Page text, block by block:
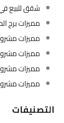
شقق للبيع
مميزات برج
مميزات
مميزات
مميزات
مميزات مشروع
التصنيفات